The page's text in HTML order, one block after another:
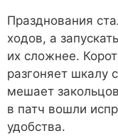
Празднования
ходов, а
их сложнее.
разгоняет шкалу
мешает
в патч вошли
удобства.